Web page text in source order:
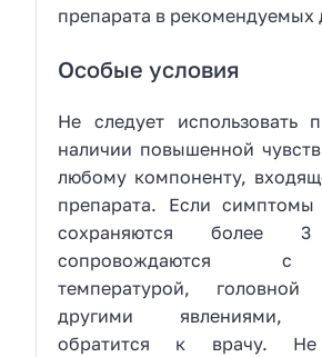
препарата в рекомендуемых
Особые условия
Не следует использовать
наличии повышенной
любому компоненту,
препарата. Если симптомы
сохраняются
сопровождаются с
температурой,
другими явлениями,
обратится к врачу. Не